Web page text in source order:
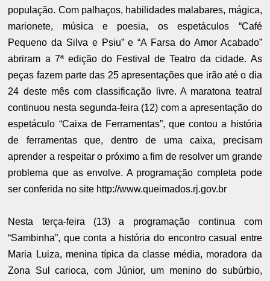
população. Com palhaços, habilidades malabares, mágica,
marionete, música e poesia, os espetáculos “Café
Pequeno da Silva e Psiu” e “A Farsa do Amor Acabado”
abriram a 7ª edição do Festival de Teatro da cidade. As
peças fazem parte das 25 apresentações que irão até o dia
24 deste mês com classificação livre. A maratona teatral
continuou nesta segunda-feira (12) com a apresentação do
espetáculo “Caixa de Ferramentas”, que contou a história
de ferramentas que, dentro de uma caixa, precisam
aprender a respeitar o próximo a fim de resolver um grande
problema que as envolve. A programação completa pode
ser conferida no site http://www.queimados.rj.gov.br
Nesta terça-feira (13) a programação continua com
“Sambinha”, que conta a história do encontro casual entre
Maria Luiza, menina típica da classe média, moradora da
Zona Sul carioca, com Júnior, um menino do subúrbio,